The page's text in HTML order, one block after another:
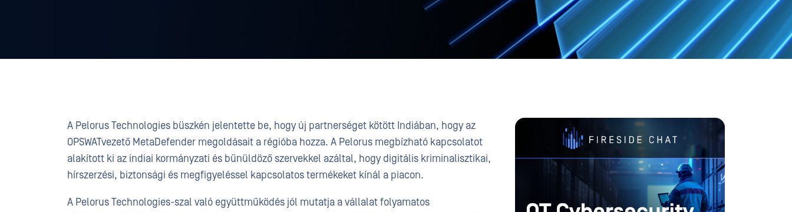
A Pelorus Technologies büszkén jelentette be, hogy új partnerséget kötött Indiában, hogy az
OPSWATvezető MetaDefender megoldásait a régióba hozza. A Pelorus megbízható kapcsolatot
alakított ki az indiai kormányzati és bűnüldöző szervekkel azáltal, hogy digitális kriminalisztikai,
hírszerzési, biztonsági és megfigyeléssel kapcsolatos termékeket kínál a piacon.
A Pelorus Technologies-szal való együttműködés jól mutatja a vállalat folyamatos